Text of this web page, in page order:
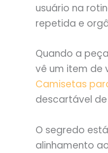
usuário na
repetida e
Quando a
vê um item de
Camisetas
descartável
O segredo
alinhamento